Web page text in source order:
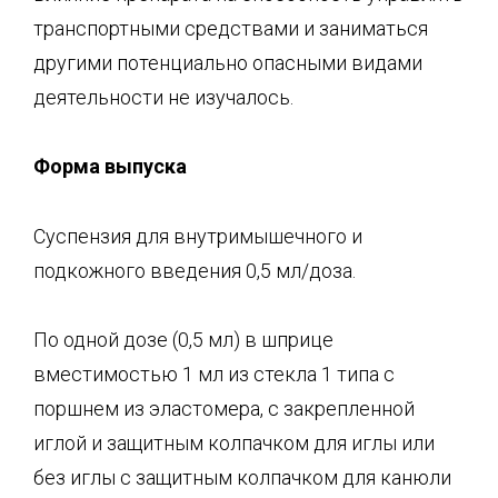
транспортными средствами и заниматься
другими потенциально опасными видами
деятельности не изучалось.
Форма выпуска
Суспензия для внутримышечного и
подкожного введения 0,5 мл/доза.
По одной дозе (0,5 мл) в шприце
вместимостью 1 мл из стекла 1 типа с
поршнем из эластомера, с закрепленной
иглой и защитным колпачком для иглы или
без иглы с защитным колпачком для канюли